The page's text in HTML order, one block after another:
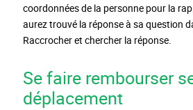
coordonnées de la personne pour la
aurez trouvé la réponse à sa question
Raccrocher et chercher la réponse.
Se faire rembourser ses frais de
déplacement